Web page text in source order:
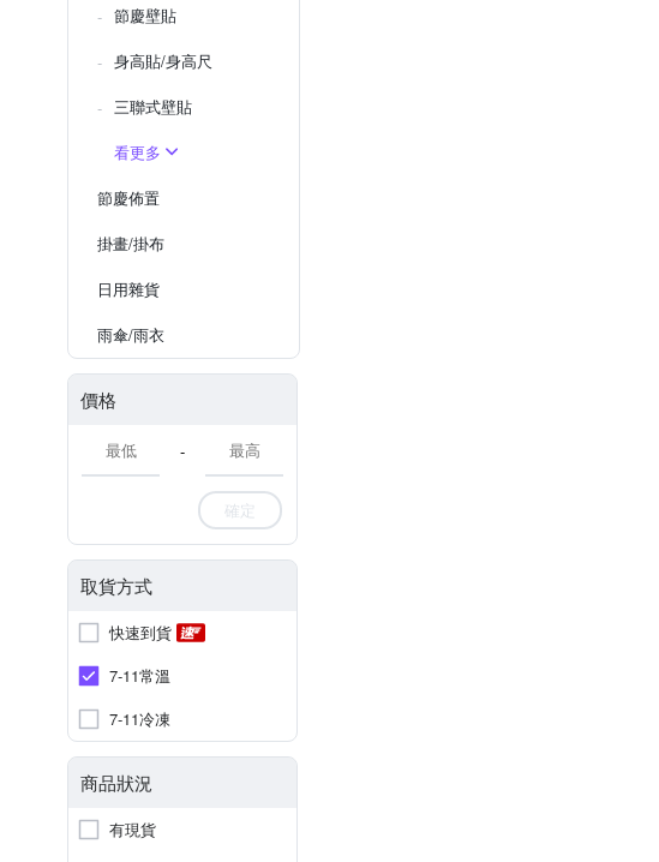
節慶壁貼
身高貼/身高尺
三聯式壁貼
看更多
節慶佈置
掛畫/掛布
日用雜貨
雨傘/雨衣
價格
-
確定
取貨方式
快速到貨
7-11常溫
7-11冷凍
商品狀況
有現貨